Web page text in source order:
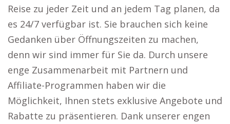
Reise zu jeder Zeit und an jedem Tag planen, da
es 24/7 verfügbar ist. Sie brauchen sich keine
Gedanken über Öffnungszeiten zu machen,
denn wir sind immer für Sie da. Durch unsere
enge Zusammenarbeit mit Partnern und
Affiliate-Programmen haben wir die
Möglichkeit, Ihnen stets exklusive Angebote und
Rabatte zu präsentieren. Dank unserer engen